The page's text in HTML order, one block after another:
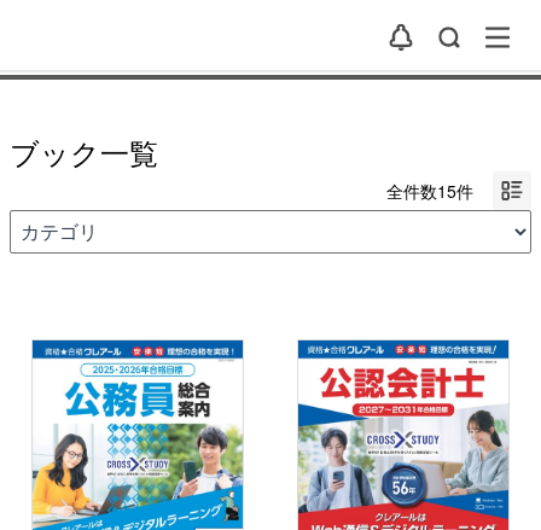
ブック一覧
全件数15件